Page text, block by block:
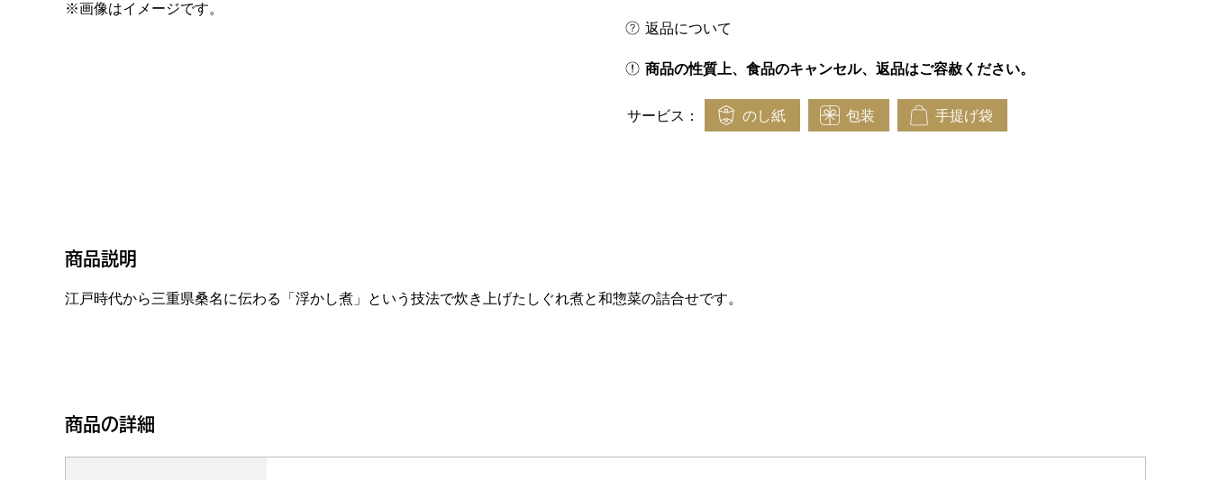
※画像はイメージです。
返品について
商品の性質上、食品のキャンセル、返品はご容赦ください。
サービス： のし紙 包装 手提げ袋
商品説明
江戸時代から三重県桑名に伝わる「浮かし煮」という技法で炊き上げたしぐれ煮と和惣菜の詰合せです。
商品の詳細